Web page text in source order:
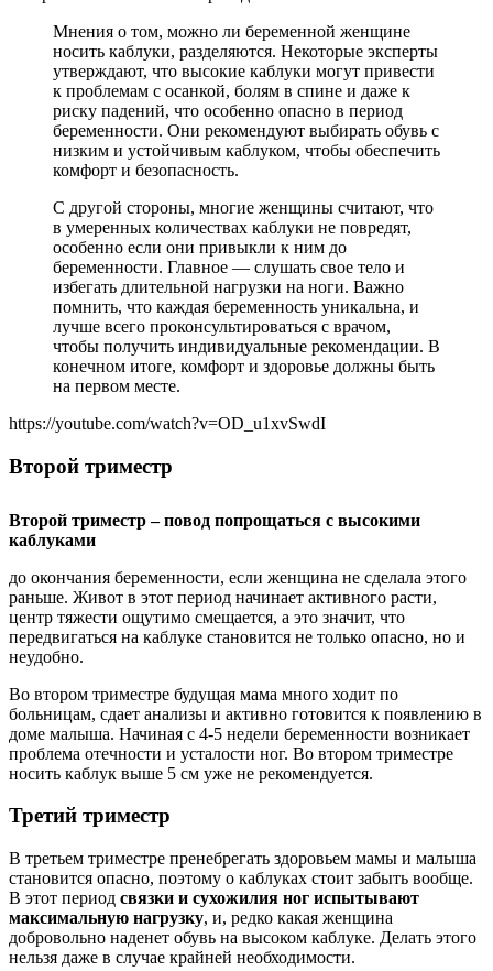
Мнения о том, можно ли беременной женщине
носить каблуки, разделяются. Некоторые эксперты
утверждают, что высокие каблуки могут привести
к проблемам с осанкой, болям в спине и даже к
риску падений, что особенно опасно в период
беременности. Они рекомендуют выбирать обувь с
низким и устойчивым каблуком, чтобы обеспечить
комфорт и безопасность.
С другой стороны, многие женщины считают, что
в умеренных количествах каблуки не повредят,
особенно если они привыкли к ним до
беременности. Главное — слушать свое тело и
избегать длительной нагрузки на ноги. Важно
помнить, что каждая беременность уникальна, и
лучше всего проконсультироваться с врачом,
чтобы получить индивидуальные рекомендации. В
конечном итоге, комфорт и здоровье должны быть
на первом месте.
https://youtube.com/watch?v=OD_u1xvSwdI
Второй триместр
Второй триместр – повод попрощаться с высокими
каблуками
до окончания беременности, если женщина не сделала этого
раньше. Живот в этот период начинает активного расти,
центр тяжести ощутимо смещается, а это значит, что
передвигаться на каблуке становится не только опасно, но и
неудобно.
Во втором триместре будущая мама много ходит по
больницам, сдает анализы и активно готовится к появлению в
доме малыша. Начиная с 4-5 недели беременности возникает
проблема отечности и усталости ног. Во втором триместре
носить каблук выше 5 см уже не рекомендуется.
Третий триместр
В третьем триместре пренебрегать здоровьем мамы и малыша
становится опасно, поэтому о каблуках стоит забыть вообще.
В этот период связки и сухожилия ног испытывают
максимальную нагрузку, и, редко какая женщина
добровольно наденет обувь на высоком каблуке. Делать этого
нельзя даже в случае крайней необходимости.